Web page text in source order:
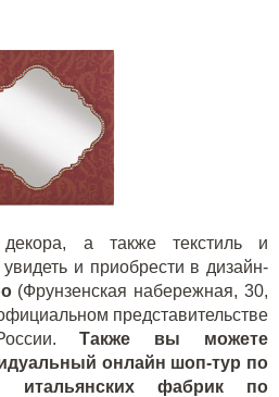
а также текстиль и
и приобрести в дизайн-
(Фрунзенская набережная, 30,
представительстве
Также вы можете
онлайн шоп-тур по
итальянских фабрик по